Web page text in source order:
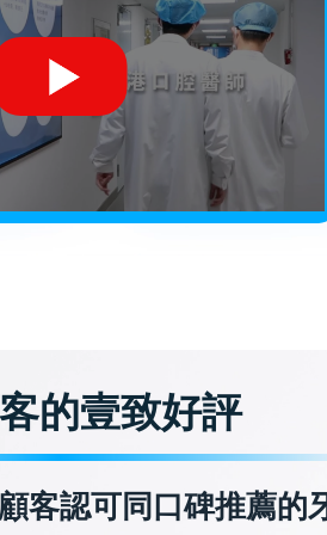
的壹致好評
客認可同口碑推薦的